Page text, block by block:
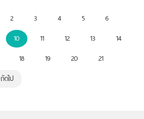
2 3 4 5
6
10 11 12 13
14
18 19 20
21
ถัดไป